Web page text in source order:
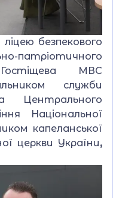
безпекового
патріотичного
МВС
служби
Центрального
Національної
капеланської
церкви України,